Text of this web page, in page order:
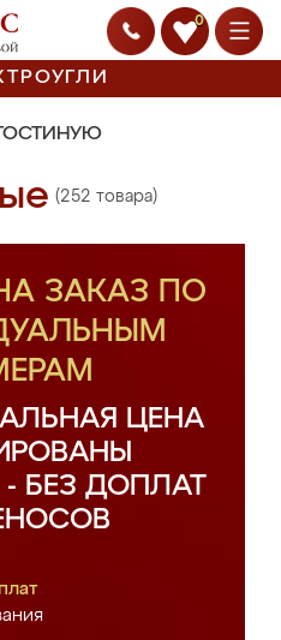
0
(252 товара)
ЗАКАЗ ПО
ЦЕНА
БЕЗ ДОПЛАТ